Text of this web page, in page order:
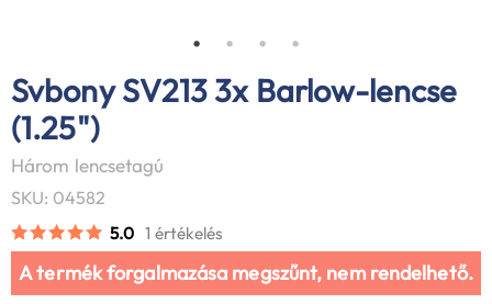
Svbony SV213 3x Barlow-lencse
(1.25")
Három lencsetagú
SKU: 04582
5.0 1 értékelés
A termék forgalmazása megszűnt, nem rendelhető.